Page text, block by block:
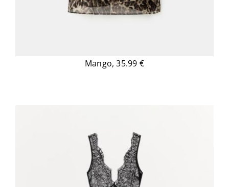
Mango, 35.99 €